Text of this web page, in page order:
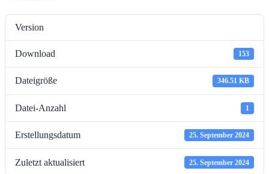
Version
Download 153
Dateigröße 346.51 KB
Datei-Anzahl 1
Erstellungsdatum 25. September 2024
Zuletzt aktualisiert 25. September 2024